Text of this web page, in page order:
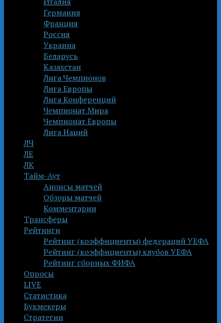
Германия
Франция
Россия
Украина
Беларусь
Казахстан
Лига Чемпионов
Лига Европы
Лига Конференций
Чемпионат Мира
Чемпионат Европы
Лига Наций
ЛЧ
ЛЕ
ЛК
Тайм-Аут
Анонсы матчей
Обзоры матчей
Комментарии
Трансферы
Рейтинги
Рейтинг (коэффициенты) федераций УЕФА
Рейтинг (коэффициенты) клубов УЕФА
Рейтинг сборных ФИФА
Опросы
LIVE
Статистика
Букмекеры
Стратегии